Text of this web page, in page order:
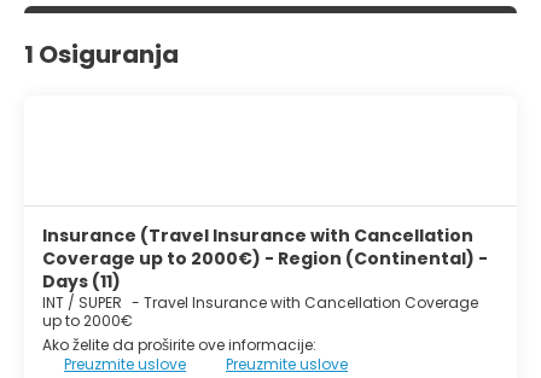
1 Osiguranja
Insurance (Travel Insurance with Cancellation
Coverage up to 2000€) - Region (Continental) -
Days (11)
INT / SUPER - Travel Insurance with Cancellation Coverage
up to 2000€
Ako želite da proširite ove informacije:
Preuzmite uslove
Preuzmite uslove